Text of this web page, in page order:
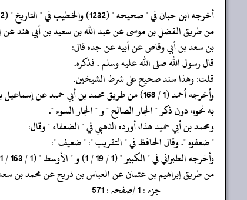
‏‏‏‏أخرجه ابن حبان في " صحيحه " (1232) والخطيب في " التاريخ " (12 / 99)
‏‏‏‏من طريق الفضل بن موسى عن عبد الله بن سعيد بن أبي هند عن
‏‏‏‏بن سعد بن أبي وقاص عن أبيه عن جده قال:
‏‏‏‏قال رسول الله صلى الله عليه وسلم . فذكره.
‏‏‏‏قلت: وهذا سند صحيح على شرط الشيخين.
‏‏‏‏وأخرجه أحمد (1 / 168) من طريق محمد بن أبي حميد عن إسماعيل بن محمد ابن سعد
‏‏‏‏به نحوه، دون ذكر " الجار الصالح " و " الجار السوء ".
‏‏‏‏ومحمد بن أبي حميد هذا، أورده الذهبي في " الضعفاء " وقال:
‏‏‏‏" ضعفوه ". وقال الحافظ في " التقريب ": " ضعيف ":
‏‏‏‏وأخرجه الطبراني في " الكبير " (1 / 19 / 1) و " الأوسط " (1 / 163 / 1)
‏‏‏‏من طريق إبراهيم بن عثمان عن العباس بن ذريح عن محمد بن
‏‏‏‏__________جزء : 1 /صفحہ : 571__________